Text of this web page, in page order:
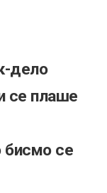
дело
се плаше
бисмо се